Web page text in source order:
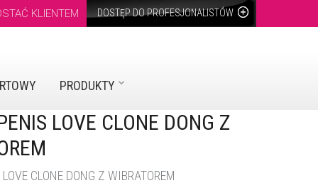
DOSTĘP DO PROFESJONALISTÓW
KLIENTEM
PRODUKTY
LOVE CLONE DONG Z
CLONE DONG Z WIBRATOREM